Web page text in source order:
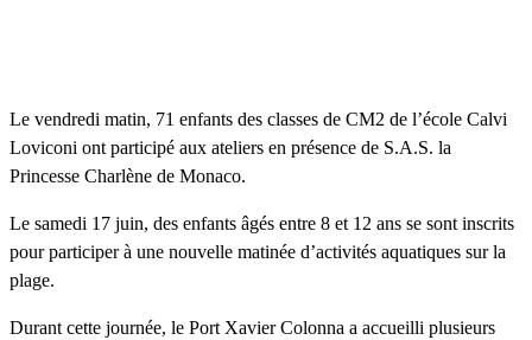
Le vendredi matin, 71 enfants des classes de CM2 de l’école Calvi
Loviconi ont participé aux ateliers en présence de S.A.S. la
Princesse Charlène de Monaco.
Le samedi 17 juin, des enfants âgés entre 8 et 12 ans se sont inscrits
pour participer à une nouvelle matinée d’activités aquatiques sur la
plage.
Durant cette journée, le Port Xavier Colonna a accueilli plusieurs